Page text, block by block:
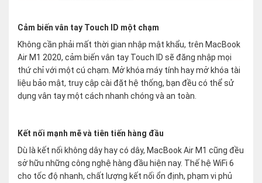
Cảm biến vân tay Touch ID một chạm
Không cần phải mất thời gian nhập mật khẩu, trên MacBook
Air M1 2020, cảm biến vân tay Touch ID sẽ đăng nhập mọi
thứ chỉ với một cú chạm. Mở khóa máy tính hay mở khóa tài
liệu bảo mật, truy cập cài đặt hệ thống, bạn đều có thể sử
dụng vân tay một cách nhanh chóng và an toàn.
Kết nối mạnh mẽ và tiên tiến hàng đầu
Dù là kết nối không dây hay có dây, MacBook Air M1 cũng đều
sở hữu những công nghệ hàng đầu hiện nay. Thế hệ WiFi 6
cho tốc độ nhanh, chất lượng kết nối ổn định, phạm vi phủ